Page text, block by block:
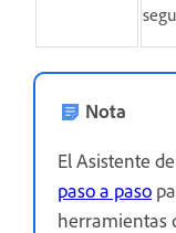
Nota
El Asistente
paso a paso
herramientas